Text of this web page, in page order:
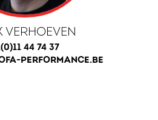
VERHOEVEN
44 74 37
PERFORMANCE.BE